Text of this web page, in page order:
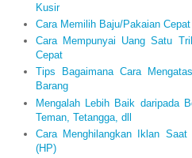
Kusir
Cara Memilih Baju/Pakaian
Cara Mempunyai Uang Satu
Cepat
Tips Bagaimana Cara
Barang
Mengalah Lebih Baik daripada
Teman, Tetangga, dll
Cara Menghilangkan Iklan
(HP)